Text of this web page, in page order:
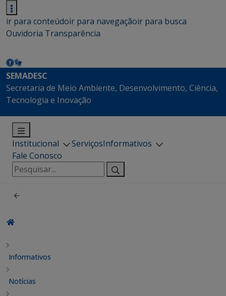
ir para conteúdoir para navegaçãoir para busca
Ouvidoria Transparência
SEMADESC
Secretaria de Meio Ambiente, Desenvolvimento, Ciência,
Tecnologia e Inovação
Institucional ServiçosInformativos
Fale Conosco
Pesquisar
por:
Informativos
Notícias